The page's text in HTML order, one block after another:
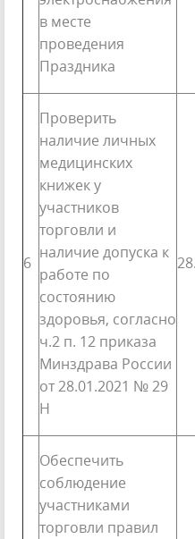
в месте
проведения
Праздника
6
Проверить
наличие личных
медицинских
книжек у
участников
торговли и
наличие допуска к
работе по
состоянию
здоровья, согласно
ч.2 п. 12 приказа
Минздрава России
от 28.01.2021 № 29
Н
Обеспечить
соблюдение
участниками
торговли правил